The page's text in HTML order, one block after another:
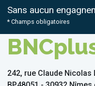
Sans aucun
* Champs obligatoires
242, rue Claude Nicolas